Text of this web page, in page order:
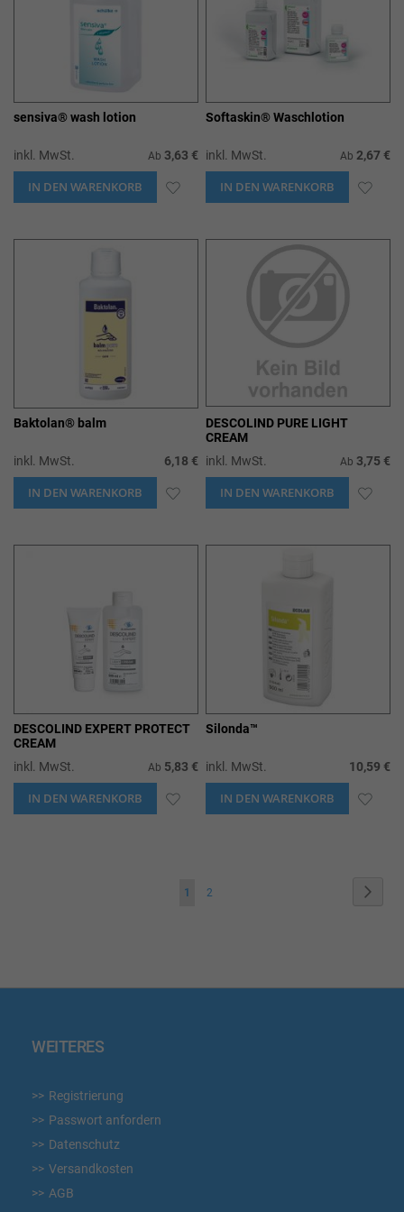
sensiva® wash lotion
inkl. MwSt. Ab 3,63 €
IN DEN WARENKORB ZUR
Softaskin® Waschlotion
inkl. MwSt. Ab 2,67 €
IN DEN WARENKORB ZUR
Baktolan® balm
inkl. MwSt. 6,18 €
IN DEN WARENKORB ZUR
DESCOLIND PURE LIGHT
CREAM
inkl. MwSt.
Ab 3,75 €
IN DEN WARENKORB ZUR
DESCOLIND EXPERT PROTECT
CREAM
inkl. MwSt.
Ab 5,83 €
IN DEN WARENKORB ZUR
Silonda™
inkl. MwSt. 10,59 €
IN DEN WARENKORB ZUR
Seite
Sie
1 Seite
2
WEITERES
Registrierung
Passwort anfordern
Datenschutz
Versandkosten
AGB